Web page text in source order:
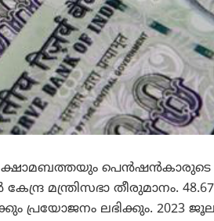
ക്ഷാമബത്തയും പെന്‍ഷന്‍കാരുടെ
മന്ത്രിസഭാ തീരുമാനം.
പ്രയോജനം ലഭിക്കും. 2023